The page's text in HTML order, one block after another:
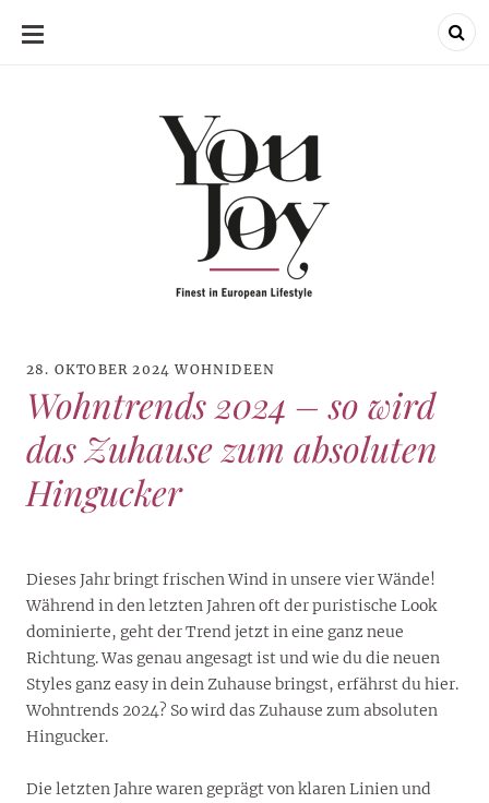
SKIP
28. OKTOBER 2024 WOHNIDEEN
Wohntrends 2024 – so wird
das Zuhause zum absoluten
Hingucker
Dieses Jahr bringt frischen Wind in unsere vier Wände!
Während in den letzten Jahren oft der puristische Look
dominierte, geht der Trend jetzt in eine ganz neue
Richtung. Was genau angesagt ist und wie du die neuen
Styles ganz easy in dein Zuhause bringst, erfährst du hier.
Wohntrends 2024? So wird das Zuhause zum absoluten
Hingucker.
Die letzten Jahre waren geprägt von klaren Linien und